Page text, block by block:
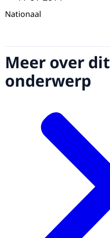
Nationaal
Meer over dit
onderwerp